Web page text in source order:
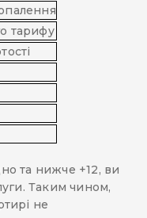
тарифу
та нижче +12, ви
Таким чином,
не